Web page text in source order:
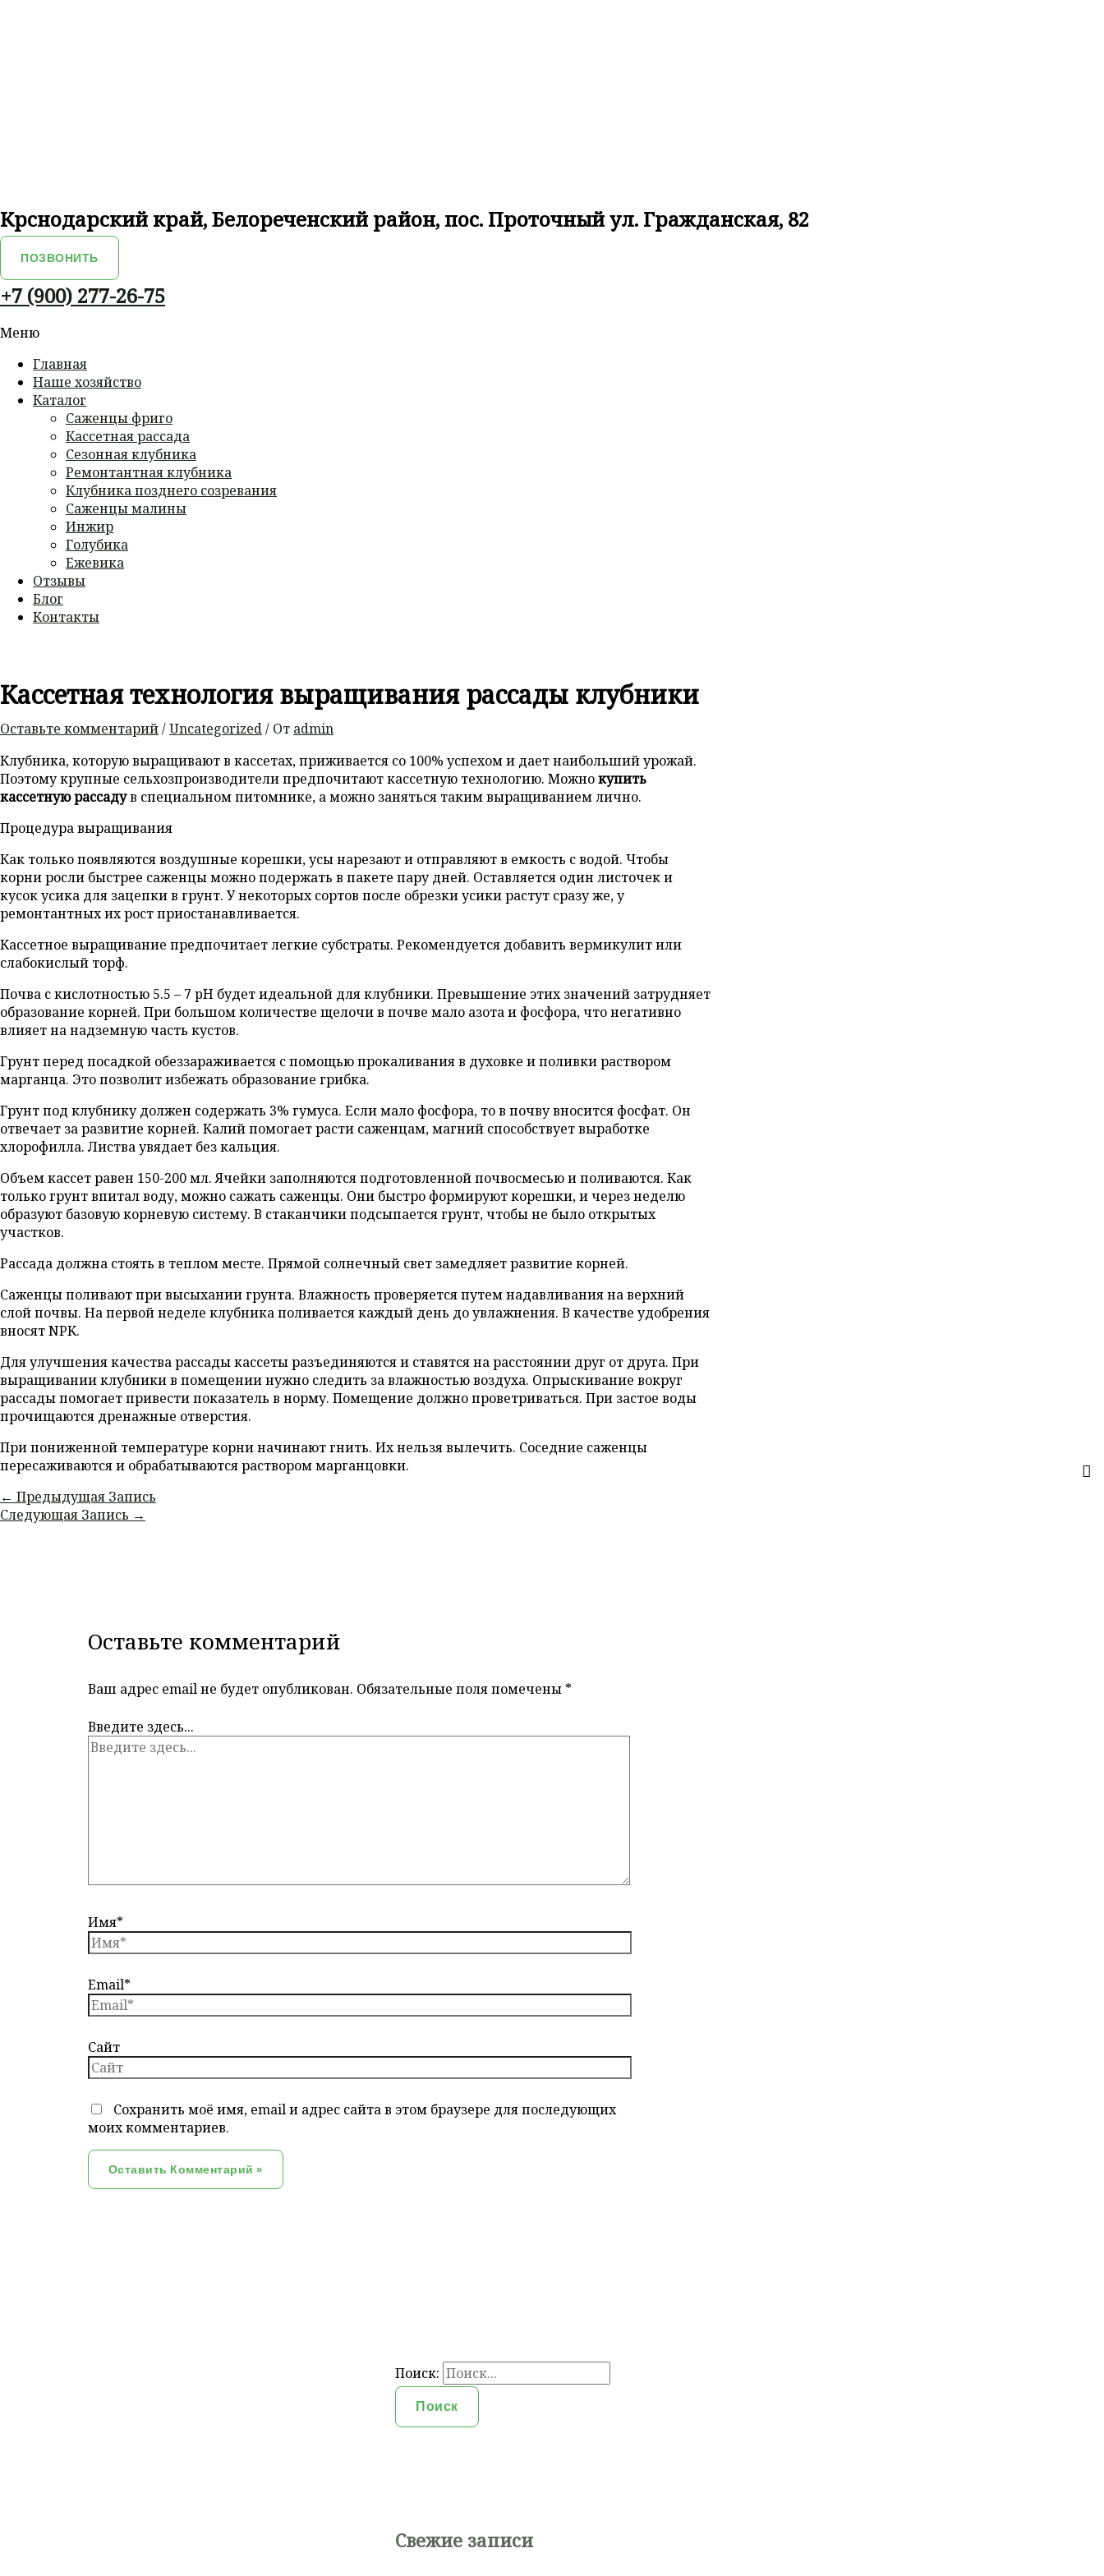
Крснодарский край, Белореченский район, пос. Проточный ул. Гражданская, 82
ПОЗВОНИТЬ
+7 (900) 277-26-75
Меню
Главная
Наше хозяйство
Каталог
Саженцы фриго
Кассетная рассада
Сезонная клубника
Ремонтантная клубника
Клубника позднего созревания
Саженцы малины
Инжир
Голубика
Ежевика
Отзывы
Блог
Контакты
Кассетная технология выращивания рассады клубники
Оставьте комментарий/Uncategorized/ От admin
Клубника, которую выращивают в кассетах, приживается со 100% успехом и дает наибольший урожай.
Поэтому крупные сельхозпроизводители предпочитают кассетную технологию. Можнокупить
кассетную рассадув специальном питомнике, а можно заняться таким выращиванием лично.
Процедура выращивания
Как только появляются воздушные корешки, усы нарезают и отправляют в емкость с водой. Чтобы
корни росли быстрее саженцы можно подержать в пакете пару дней. Оставляется один листочек и
кусок усика для зацепки в грунт. У некоторых сортов после обрезки усики растут сразу же, у
ремонтантных их рост приостанавливается.
Кассетное выращивание предпочитает легкие субстраты. Рекомендуется добавить вермикулит или
слабокислый торф.
Почва с кислотностью 5.5 – 7 pH будет идеальной для клубники. Превышение этих значений затрудняет
образование корней. При большом количестве щелочи в почве мало азота и фосфора, что негативно
влияет на надземную часть кустов.
Грунт перед посадкой обеззараживается с помощью прокаливания в духовке и поливки раствором
марганца. Это позволит избежать образование грибка.
Грунт под клубнику должен содержать 3% гумуса. Если мало фосфора, то в почву вносится фосфат. Он
отвечает за развитие корней. Калий помогает расти саженцам, магний способствует выработке
хлорофилла. Листва увядает без кальция.
Объем кассет равен 150-200 мл. Ячейки заполняются подготовленной почвосмесью и поливаются. Как
только грунт впитал воду, можно сажать саженцы. Они быстро формируют корешки, и через неделю
образуют базовую корневую систему. В стаканчики подсыпается грунт, чтобы не было открытых
участков.
Рассада должна стоять в теплом месте. Прямой солнечный свет замедляет развитие корней.
Саженцы поливают при высыхании грунта. Влажность проверяется путем надавливания на верхний
слой почвы. На первой неделе клубника поливается каждый день до увлажнения. В качестве удобрения
вносят NPK.
Для улучшения качества рассады кассеты разъединяются и ставятся на расстоянии друг от друга. При
выращивании клубники в помещении нужно следить за влажностью воздуха. Опрыскивание вокруг
рассады помогает привести показатель в норму. Помещение должно проветриваться. При застое воды
прочищаются дренажные отверстия.
При пониженной температуре корни начинают гнить. Их нельзя вылечить. Соседние саженцы
пересаживаются и обрабатываются раствором марганцовки.
← Предыдущая Запись
Следующая Запись →
Оставьте комментарий
Ваш адрес email не будет опубликован. Обязательные поля помечены *
Введите здесь...
Имя*
Email*
Сайт
Сохранить моё имя, email и адрес сайта в этом браузере для последующих
моих комментариев.
Поиск:
Свежие записи